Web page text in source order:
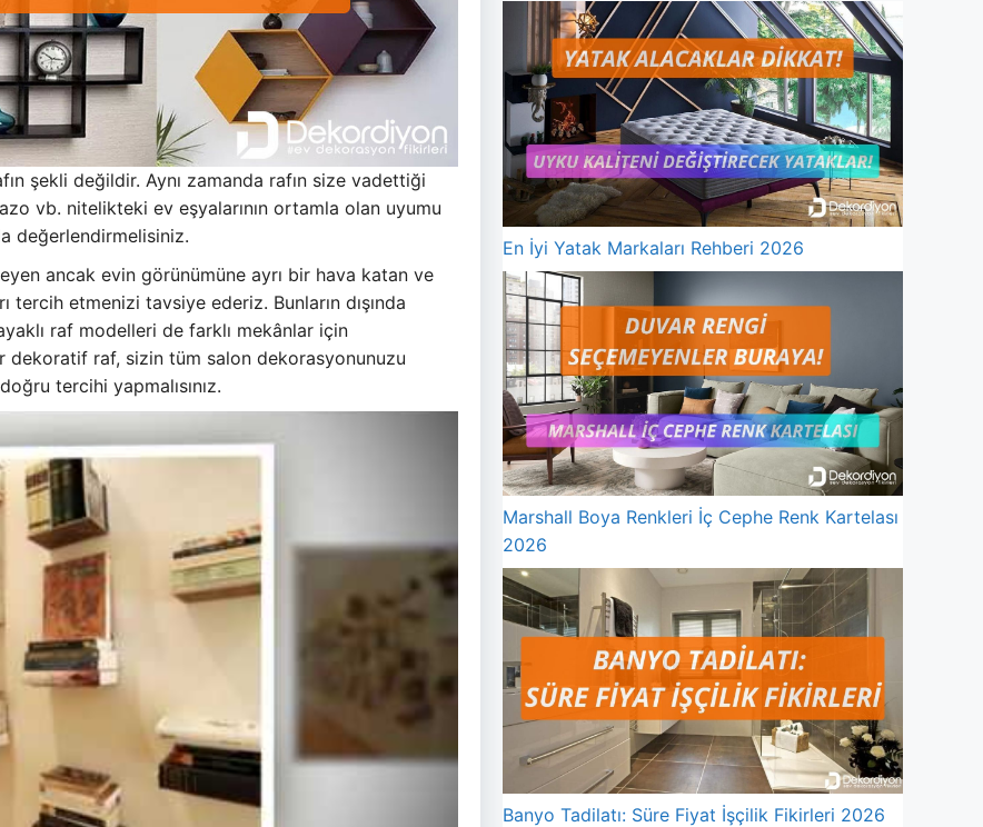
şekli değildir. Aynı zamanda rafın size vadettiği
vb. nitelikteki ev eşyalarının ortamla olan uyumu
değerlendirmelisiniz.
ancak evin görünümüne ayrı bir hava katan ve
tercih etmenizi tavsiye ederiz. Bunların dışında
raf modelleri de farklı mekânlar için
dekoratif raf, sizin tüm salon dekorasyonunuzu
tercihi yapmalısınız.
En İyi Yatak Markaları Rehberi 2026
Marshall Boya Renkleri İç Cephe Renk Kartelası
2026
Banyo Tadilatı: Süre Fiyat İşçilik Fikirleri 2026